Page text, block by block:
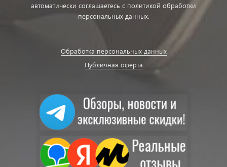
автоматически соглашаетесь с политикой обработки
персональных данных.
Обработка персональных данных
Публичная оферта